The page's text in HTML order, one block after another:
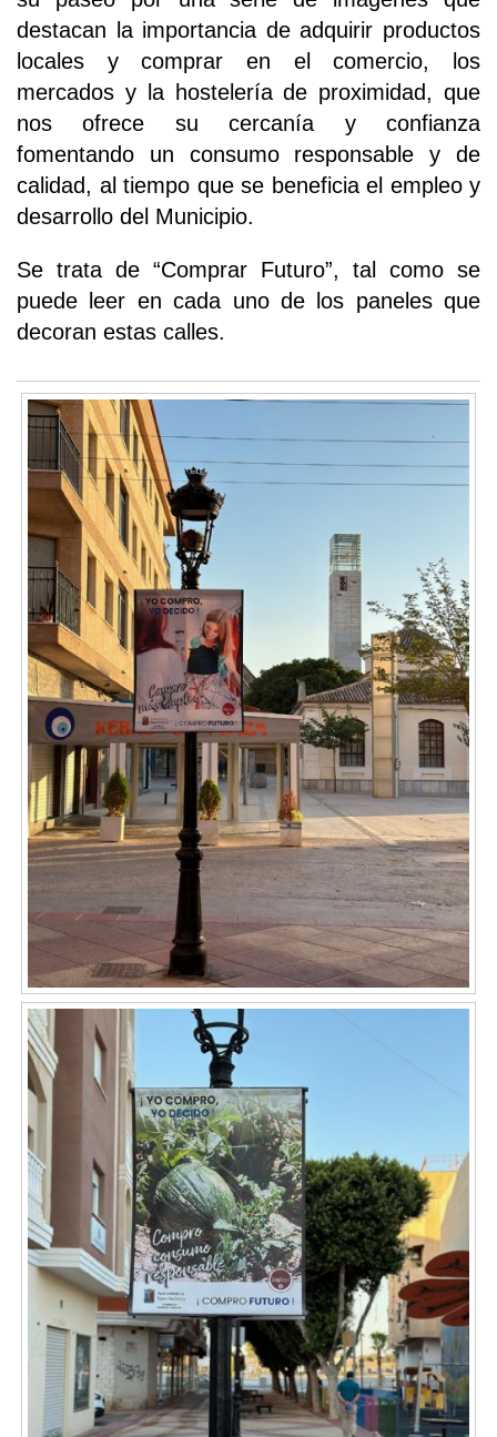
destacan la importancia de adquirir productos
locales y comprar en el comercio, los
mercados y la hostelería de proximidad, que
nos ofrece su cercanía y confianza
fomentando un consumo responsable y de
calidad, al tiempo que se beneficia el empleo y
desarrollo del Municipio.
Se trata de “Comprar Futuro”, tal como se
puede leer en cada uno de los paneles que
decoran estas calles.